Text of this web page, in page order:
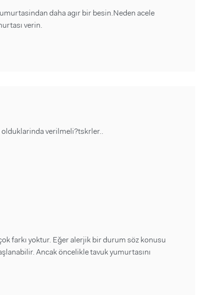
daha agır bir besin.Neden acele
verin.
verilmeli?tskrler..
farkı yoktur. Eğer alerjik bir durum söz konusu
Ancak öncelikle tavuk yumurtasını